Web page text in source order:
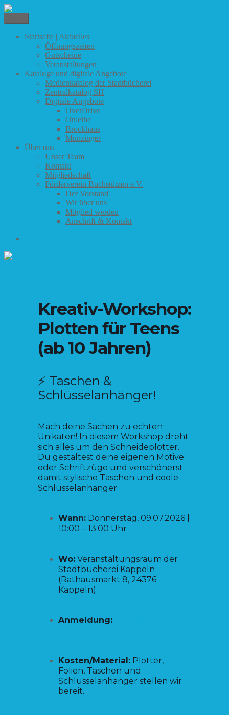
Zum
springen
Stadtbücherei Kappeln
Startseite | Aktuelles
Öffnungszeiten
Gutscheine
Veranstaltungen
Kataloge und digitale Angebote
Medienkatalog der Stadtbücherei
Zentralkatalog SH
Digitale Angebote
OverDrive
Onleihe
Brockhaus
Munzinger
Über uns
Unser Team
Kontakt
Mitgliedschaft
Förderverein Buchstützen e.V.
Der Vorstand
Wir über uns
Mitglied werden
Anschrift & Kontakt
Kreativ-Workshop:
Plotten für Teens
(ab 10 Jahren)
⚡ Taschen &
Schlüsselanhänger!
Mach deine Sachen zu echten
Unikaten! In diesem Workshop dreht
sich alles um den Schneideplotter.
Du gestaltest deine eigenen Motive
oder Schriftzüge und verschönerst
damit stylische Taschen und coole
Schlüsselanhänger.
Wann: Donnerstag, 09.07.2026 |
10:00 – 13:00 Uhr
Wo: Veranstaltungsraum der
Stadtbücherei Kappeln
(Rathausmarkt 8, 24376
Kappeln)
Anmeldung:
Kosten/Material: Plotter,
Folien, Taschen und
Schlüsselanhänger stellen wir
bereit.